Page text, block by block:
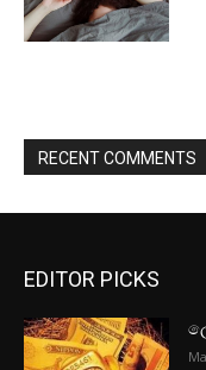
RECENT COMMENTS
EDITOR PICKS